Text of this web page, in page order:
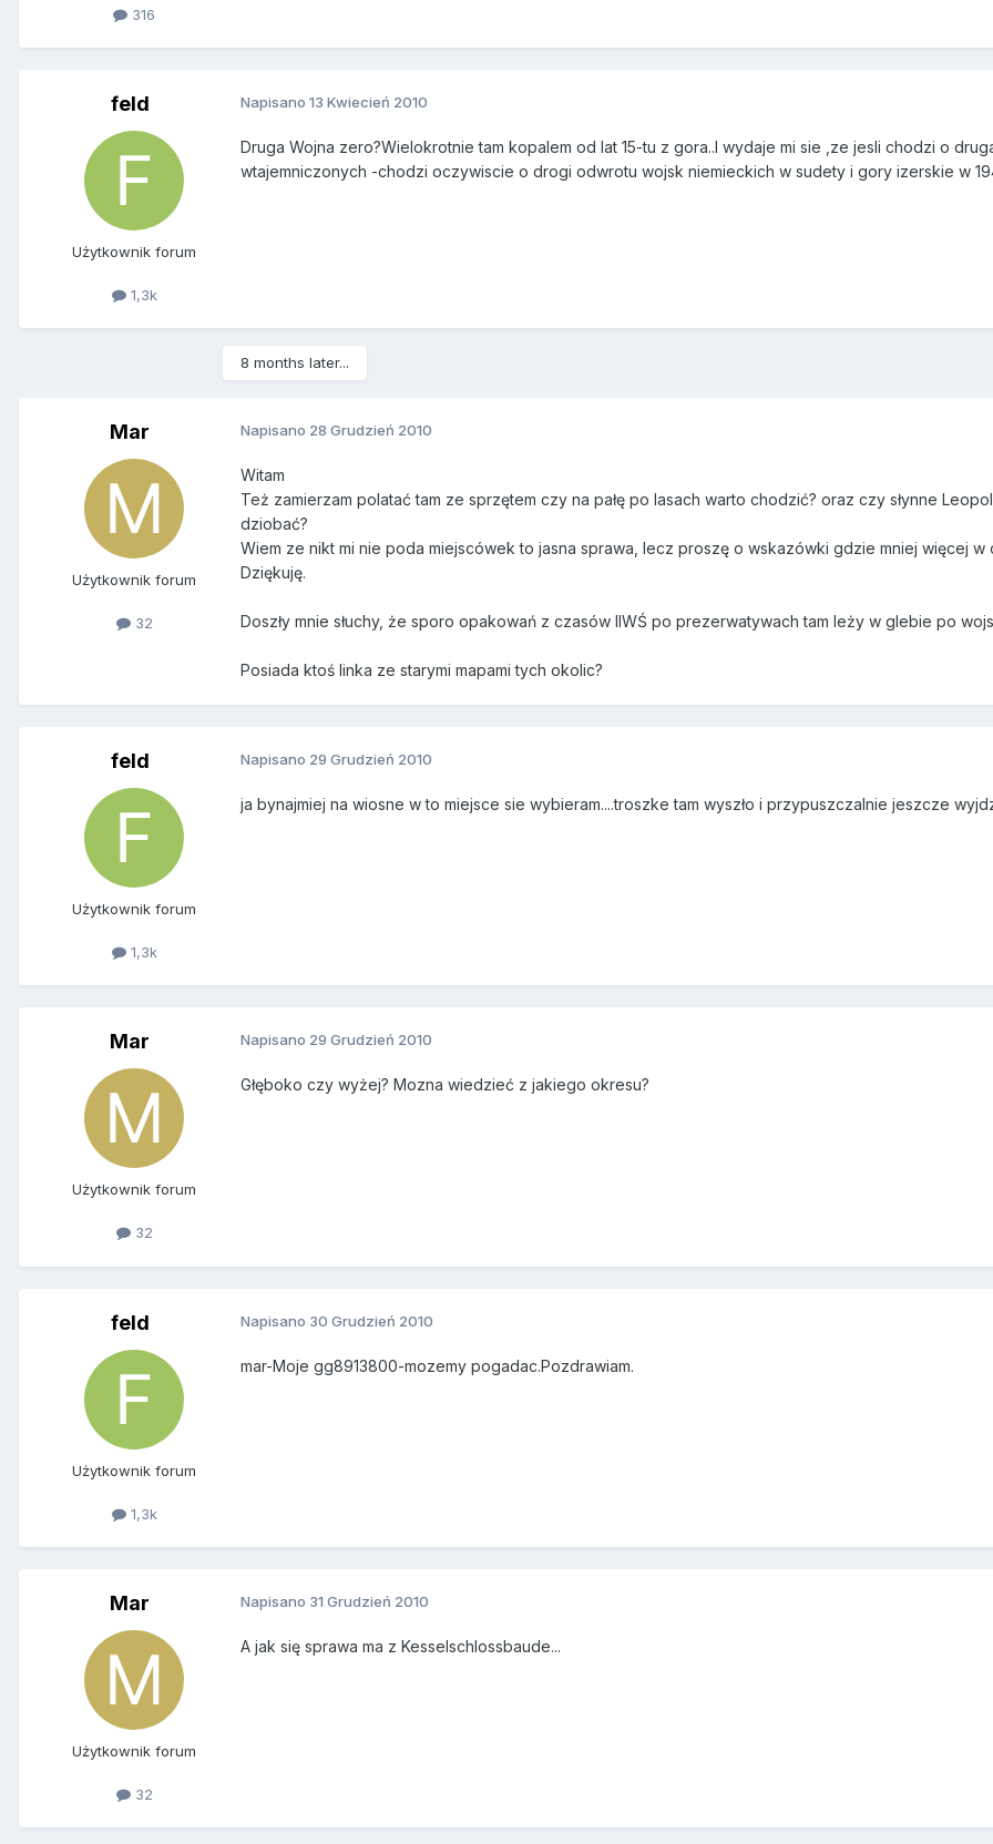
316
feld
Użytkownik forum
1,3k
Napisano 13 Kwiecień 2010
Druga Wojna zero?Wielokrotnie tam kopalem od lat 15-tu z gora..I wydaje mi sie ,ze jesli chodzi o
wtajemniczonych -chodzi oczywiscie o drogi odwrotu wojsk niemieckich w sudety i gory izerskie w
8 months later...
Mar
Użytkownik forum
32
Napisano 28 Grudzień 2010
Witam
Też zamierzam polatać tam ze sprzętem czy na pałę po lasach warto chodzić? oraz czy słynne
dziobać?
Wiem ze nikt mi nie poda miejscówek to jasna sprawa, lecz proszę o wskazówki gdzie mniej więcej
Dziękuję.
Doszły mnie słuchy, że sporo opakowań z czasów IIWŚ po prezerwatywach tam leży w glebie po
Posiada ktoś linka ze starymi mapami tych okolic?
feld
Użytkownik forum
1,3k
Napisano 29 Grudzień 2010
ja bynajmiej na wiosne w to miejsce sie wybieram....troszke tam wyszło i przypuszczalnie jeszcze
Mar
Użytkownik forum
32
Napisano 29 Grudzień 2010
Głęboko czy wyżej? Mozna wiedzieć z jakiego okresu?
feld
Użytkownik forum
1,3k
Napisano 30 Grudzień 2010
mar-Moje gg8913800-mozemy pogadac.Pozdrawiam.
Mar
Użytkownik forum
32
Napisano 31 Grudzień 2010
A jak się sprawa ma z Kesselschlossbaude...